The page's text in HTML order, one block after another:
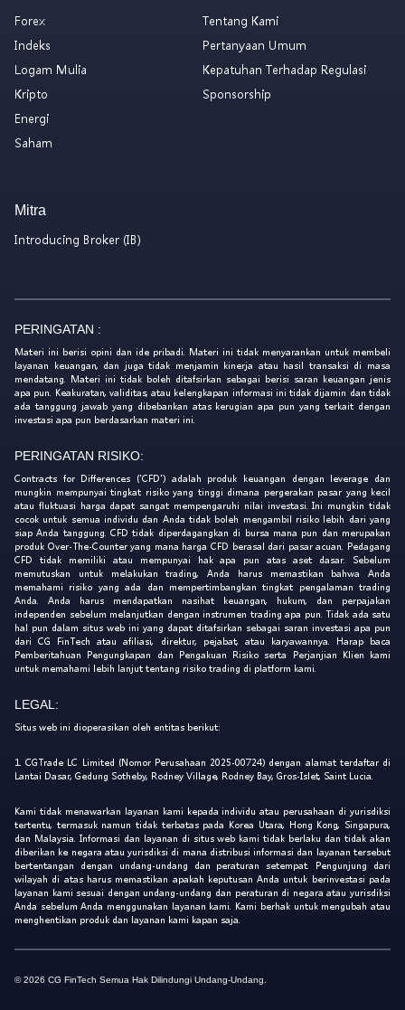
Forex
Indeks
Logam Mulia
Kripto
Energi
Saham
Tentang Kami
Pertanyaan Umum
Kepatuhan Terhadap Regulasi
Sponsorship
Mitra
Introducing Broker (IB)
PERINGATAN :
Materi ini berisi opini dan ide pribadi. Materi ini tidak menyarankan untuk membeli
layanan keuangan, dan juga tidak menjamin kinerja atau hasil transaksi di masa
mendatang. Materi ini tidak boleh ditafsirkan sebagai berisi saran keuangan jenis
apa pun. Keakuratan, validitas, atau kelengkapan informasi ini tidak dijamin dan tidak
ada tanggung jawab yang dibebankan atas kerugian apa pun yang terkait dengan
investasi apa pun berdasarkan materi ini.
PERINGATAN RISIKO:
Contracts for Differences ('CFD') adalah produk keuangan dengan leverage dan
mungkin mempunyai tingkat risiko yang tinggi dimana pergerakan pasar yang kecil
atau fluktuasi harga dapat sangat mempengaruhi nilai investasi. Ini mungkin tidak
cocok untuk semua individu dan Anda tidak boleh mengambil risiko lebih dari yang
siap Anda tanggung. CFD tidak diperdagangkan di bursa mana pun dan merupakan
produk Over-The-Counter yang mana harga CFD berasal dari pasar acuan. Pedagang
CFD tidak memiliki atau mempunyai hak apa pun atas aset dasar. Sebelum
memutuskan untuk melakukan trading, Anda harus memastikan bahwa Anda
memahami risiko yang ada dan mempertimbangkan tingkat pengalaman trading
Anda. Anda harus mendapatkan nasihat keuangan, hukum, dan perpajakan
independen sebelum melanjutkan dengan instrumen trading apa pun. Tidak ada satu
hal pun dalam situs web ini yang dapat ditafsirkan sebagai saran investasi apa pun
dari CG FinTech atau afiliasi, direktur, pejabat, atau karyawannya. Harap baca
Pemberitahuan Pengungkapan dan Pengakuan Risiko serta Perjanjian Klien kami
untuk memahami lebih lanjut tentang risiko trading di platform kami.
LEGAL:
Situs web ini dioperasikan oleh entitas berikut:
1. CGTrade LC Limited (Nomor Perusahaan 2025-00724) dengan alamat terdaftar di
Lantai Dasar, Gedung Sotheby, Rodney Village, Rodney Bay, Gros-Islet, Saint Lucia.
Kami tidak menawarkan layanan kami kepada individu atau perusahaan di yurisdiksi
tertentu, termasuk namun tidak terbatas pada Korea Utara, Hong Kong, Singapura,
dan Malaysia. Informasi dan layanan di situs web kami tidak berlaku dan tidak akan
diberikan ke negara atau yurisdiksi di mana distribusi informasi dan layanan tersebut
bertentangan dengan undang-undang dan peraturan setempat. Pengunjung dari
wilayah di atas harus memastikan apakah keputusan Anda untuk berinvestasi pada
layanan kami sesuai dengan undang-undang dan peraturan di negara atau yurisdiksi
Anda sebelum Anda menggunakan layanan kami. Kami berhak untuk mengubah atau
menghentikan produk dan layanan kami kapan saja.
© 2026 CG FinTech Semua Hak Dilindungi Undang-Undang.